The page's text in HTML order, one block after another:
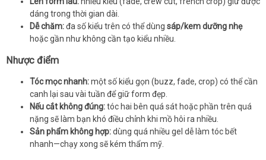
dáng trong thời gian dài.
Dễ chăm:đa số kiểu trên có thể dùng sáp/kem dưỡng nhẹ
hoặc gần như không cần tạo kiểu nhiều.
Nhược điểm
Tóc mọc nhanh:một số kiểu gọn (buzz, fade, crop) có thể cần
canh lại sau vài tuần để giữ form đẹp.
Nếu cắt không đúng:tóc hai bên quá sát hoặc phần trên quá
nặng sẽ làm bạn khó điều chỉnh khi mồ hôi ra nhiều.
Sản phẩm không hợp:dùng quá nhiều gel dễ làm tóc bết
nhanh—chạy xong sẽ kém thẩm mỹ.